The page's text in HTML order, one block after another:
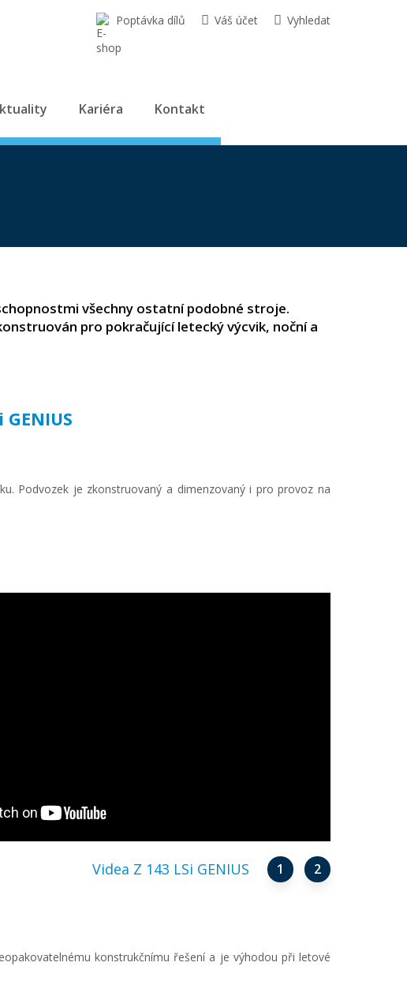
Poptávka dílů Váš účet Vyhledat
Kariéra Kontakt
všechny ostatní podobné stroje.
pro pokračující letecký výcvik, noční a
GENIUS
Podvozek je zkonstruovaný a dimenzovaný i pro provoz na
Videa Z 143 LSi GENIUS 1 2
konstrukčnímu řešení a je výhodou při letové